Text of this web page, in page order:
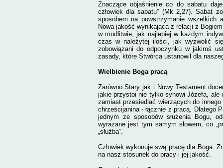
Znaczące objaśnienie co do sabatu
człowiek dla sabatu” (Mk 2,27). Sabat
sposobem na powstrzymanie wszelkich
Nowa jakość wynikająca z relacji z
w modlitwie, jak najlepiej w każdym
czas w należytej ilości, jak wyzwolić
zobowiązani do odpoczynku w jakimś
zasady, które Stwórca ustanowił dla
Wielbienie Boga pracą
Zarówno Stary jak i Nowy Testament
jakie przystoi nie tylko synowi Józefa, ale
zamiast przesiedlać wierzących do
chrześcijanina - łącznie z pracą. Dlatego
jednym ze sposobów służenia Bogu,
wyrażane jest tym samym słowem, co
„służba”.
Człowiek wykonuje swą pracę dla Boga.
na nasz stosunek do pracy i jej jakość.